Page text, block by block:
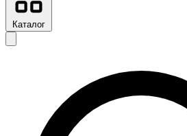
Каталог